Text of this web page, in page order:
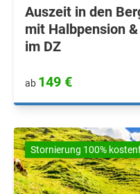
Auszeit in den
mit Halbpension
im DZ
ab 149 €
Stornierung 100%